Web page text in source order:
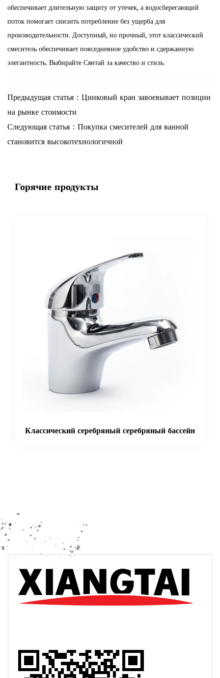
обеспечивает длительную защиту от утечек, а водосберегающий
поток помогает снизить потребление без ущерба для
производительности. Доступный, но прочный, этот классический
смеситель обеспечивает повседневное удобство и сдержанную
элегантность. Выбирайте Сянтай за качество и стиль.
Предыдущая статья：Цинковый кран завоевывает позиции
на рынке стоимости
Следующая статья：Покупка смесителей для ванной
становится высокотехнологичной
Горячие продукты
серебряный серебряный бассейн